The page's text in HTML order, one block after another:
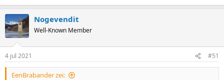
Nogevendit
Well-Known Member
4 jul 2021 #51
EenBrabander zei: